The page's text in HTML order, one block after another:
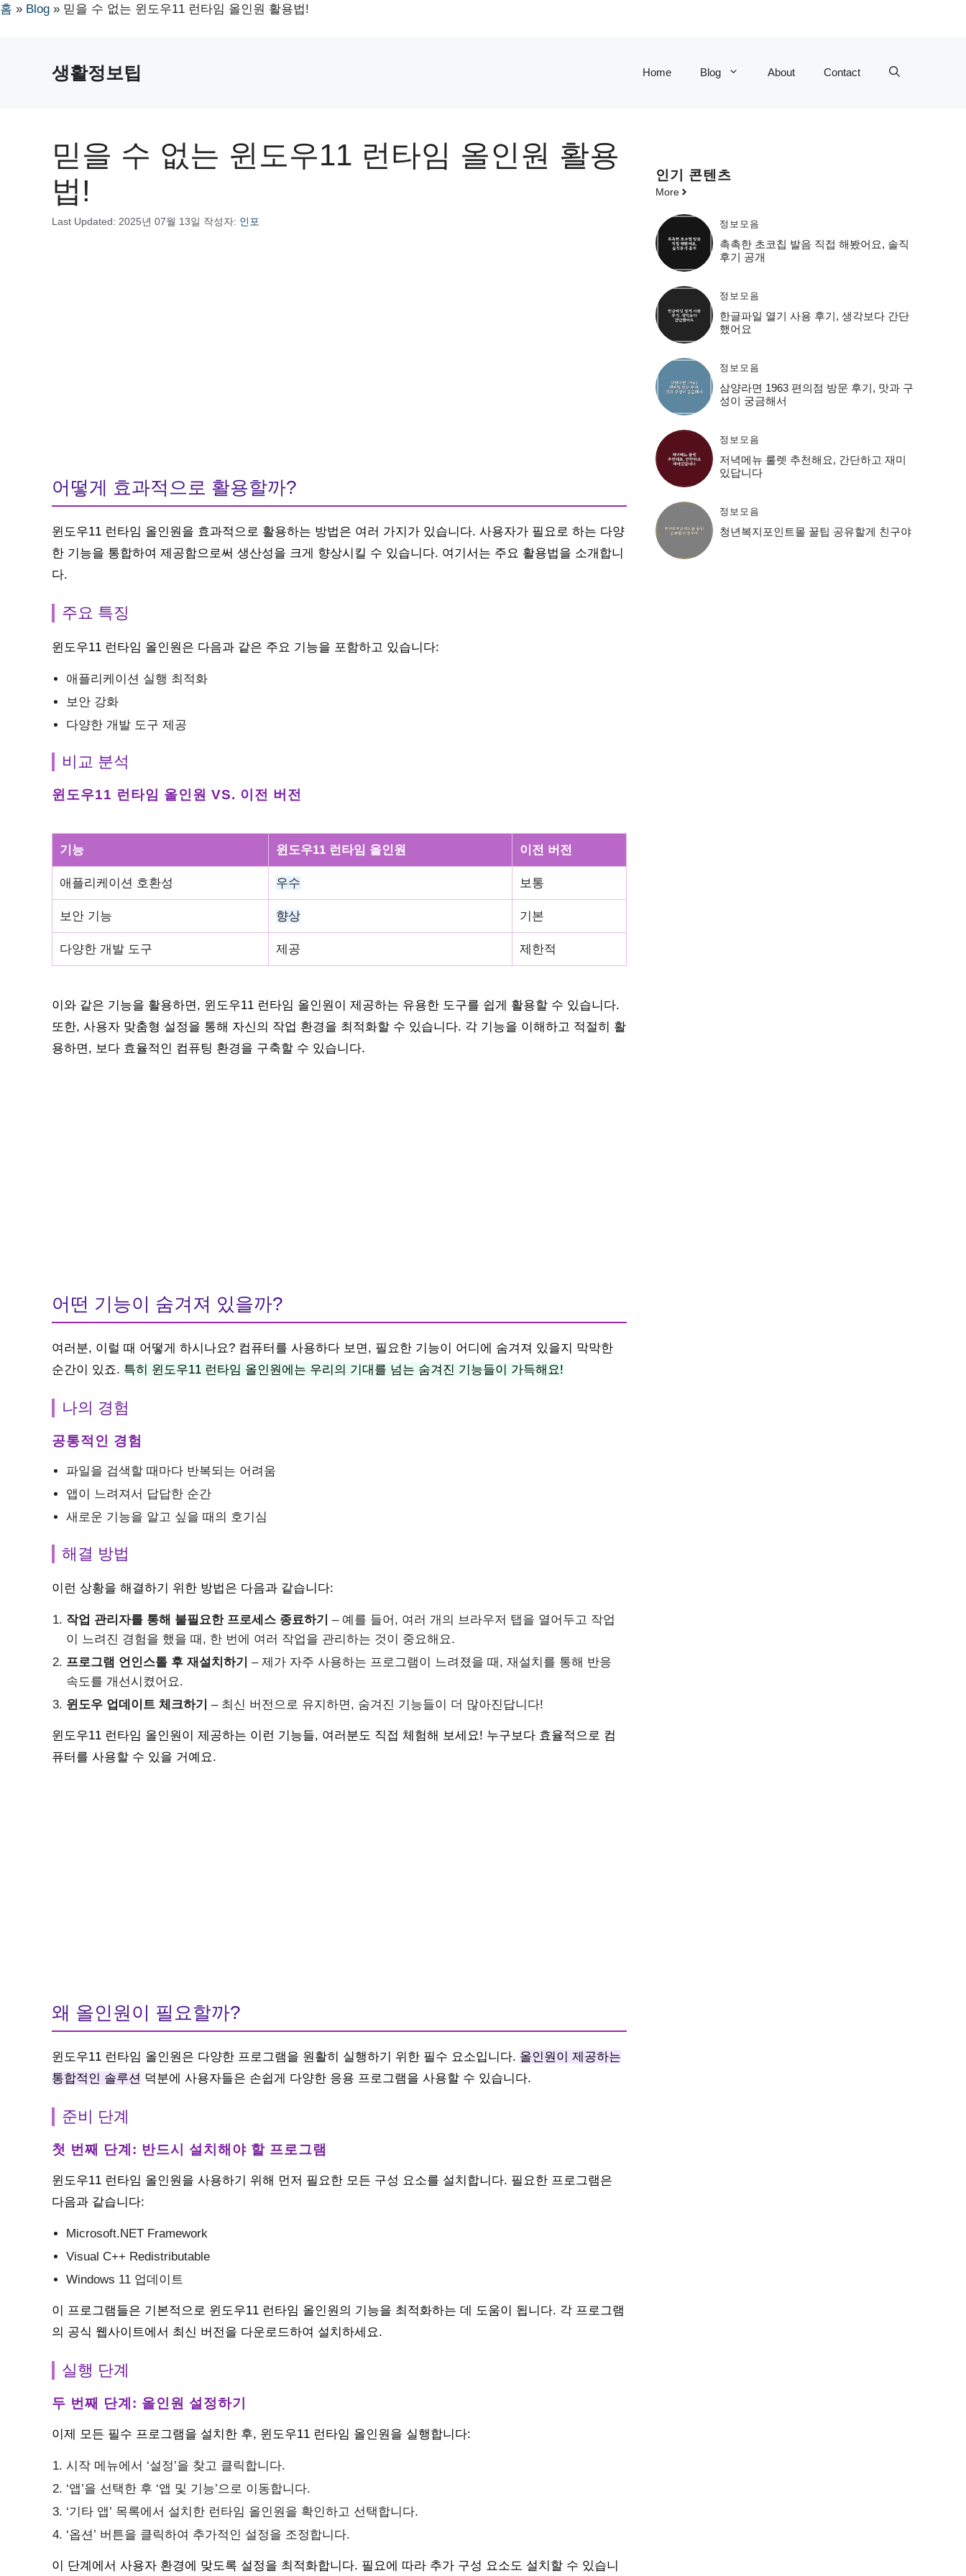
홈 » Blog » 믿을 수 없는 윈도우11 런타임 올인원 활용법!
생활정보팁 Home Blog About Contact
믿을 수 없는 윈도우11 런타임 올인원 활용
법!
Last Updated: 2025년 07월 13일 작성자: 인포
어떻게 효과적으로 활용할까?
윈도우11 런타임 올인원을 효과적으로 활용하는 방법은 여러 가지가 있습니다. 사용자가 필요로 하는 다양
한 기능을 통합하여 제공함으로써 생산성을 크게 향상시킬 수 있습니다. 여기서는 주요 활용법을 소개합니
다.
주요 특징
윈도우11 런타임 올인원은 다음과 같은 주요 기능을 포함하고 있습니다:
애플리케이션 실행 최적화
보안 강화
다양한 개발 도구 제공
비교 분석
윈도우11 런타임 올인원 VS. 이전 버전
기능 윈도우11 런타임 올인원 이전 버전
애플리케이션 호환성 우수 보통
보안 기능 향상 기본
다양한 개발 도구 제공 제한적
이와 같은 기능을 활용하면, 윈도우11 런타임 올인원이 제공하는 유용한 도구를 쉽게 활용할 수 있습니다.
또한, 사용자 맞춤형 설정을 통해 자신의 작업 환경을 최적화할 수 있습니다. 각 기능을 이해하고 적절히 활
용하면, 보다 효율적인 컴퓨팅 환경을 구축할 수 있습니다.
어떤 기능이 숨겨져 있을까?
여러분, 이럴 때 어떻게 하시나요? 컴퓨터를 사용하다 보면, 필요한 기능이 어디에 숨겨져 있을지 막막한
순간이 있죠. 특히 윈도우11 런타임 올인원에는 우리의 기대를 넘는 숨겨진 기능들이 가득해요!
나의 경험
공통적인 경험
파일을 검색할 때마다 반복되는 어려움
앱이 느려져서 답답한 순간
새로운 기능을 알고 싶을 때의 호기심
해결 방법
이런 상황을 해결하기 위한 방법은 다음과 같습니다:
작업 관리자를 통해 불필요한 프로세스 종료하기
– 예를 들어, 여러 개의 브라우저 탭을 열어두고 작업
이 느려진 경험을 했을 때, 한 번에 여러 작업을 관리하는 것이 중요해요.
프로그램 언인스톨 후 재설치하기
– 제가 자주 사용하는 프로그램이 느려졌을 때, 재설치를 통해 반응
속도를 개선시켰어요.
윈도우 업데이트 체크하기
– 최신 버전으로 유지하면, 숨겨진 기능들이 더 많아진답니다!
윈도우11 런타임 올인원이 제공하는 이런 기능들, 여러분도 직접 체험해 보세요! 누구보다 효율적으로 컴
퓨터를 사용할 수 있을 거예요.
왜 올인원이 필요할까?
윈도우11 런타임 올인원은 다양한 프로그램을 원활히 실행하기 위한 필수 요소입니다. 올인원이 제공하는
통합적인 솔루션 덕분에 사용자들은 손쉽게 다양한 응용 프로그램을 사용할 수 있습니다.
준비 단계
첫 번째 단계: 반드시 설치해야 할 프로그램
윈도우11 런타임 올인원을 사용하기 위해 먼저 필요한 모든 구성 요소를 설치합니다. 필요한 프로그램은
다음과 같습니다:
Microsoft.NET Framework
Visual C++ Redistributable
Windows 11 업데이트
이 프로그램들은 기본적으로 윈도우11 런타임 올인원의 기능을 최적화하는 데 도움이 됩니다. 각 프로그램
의 공식 웹사이트에서 최신 버전을 다운로드하여 설치하세요.
실행 단계
두 번째 단계: 올인원 설정하기
이제 모든 필수 프로그램을 설치한 후, 윈도우11 런타임 올인원을 실행합니다:
시작 메뉴에서 ‘설정’을 찾고 클릭합니다.
‘앱’을 선택한 후 ‘앱 및 기능’으로 이동합니다.
‘기타 앱’ 목록에서 설치한 런타임 올인원을 확인하고 선택합니다.
‘옵션’ 버튼을 클릭하여 추가적인 설정을 조정합니다.
이 단계에서 사용자 환경에 맞도록 설정을 최적화합니다. 필요에 따라 추가 구성 요소도 설치할 수 있습니
인기 콘텐츠
More
정보모음
촉촉한 초코칩 발음 직접 해봤어요, 솔직
후기 공개
정보모음
한글파일 열기 사용 후기, 생각보다 간단
했어요
정보모음
삼양라면 1963 편의점 방문 후기, 맛과 구
성이 궁금해서
정보모음
저녁메뉴 룰렛 추천해요, 간단하고 재미
있답니다
정보모음
청년복지포인트몰 꿀팁 공유할게 친구야